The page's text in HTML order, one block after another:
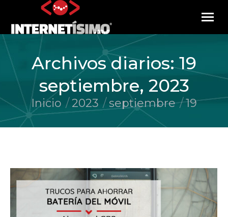
Archivos diarios:19
septiembre, 2023
Estás aquí:
Inicio 2023 septiembre 19